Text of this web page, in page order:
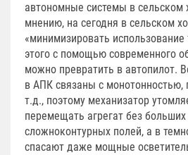
автономные системы в сельском
мнению, на сегодня в сельском
«минимизировать
этого с помощью современного
можно превратить в автопилот.
в АПК связаны с монотонностью,
т.д., поэтому механизатор
перемещать агрегат без
сложноконтурных полей, а в
спасают даже мощные